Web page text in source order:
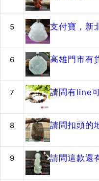
5 支付寶，新
6 高雄門市有
7 請問有line
8 請問扣頭的
9 請問這款還